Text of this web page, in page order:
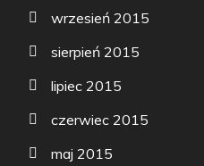
wrzesień 2015
sierpień 2015
lipiec 2015
czerwiec 2015
maj 2015